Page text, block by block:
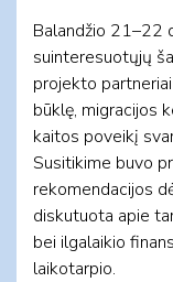
Balandžio 21–22
suinteresuotųjų
projekto
būklę, migracijos
kaitos poveikį
Susitikime buvo
rekomendacijos
diskutuota apie
bei ilgalaikio
laikotarpio.